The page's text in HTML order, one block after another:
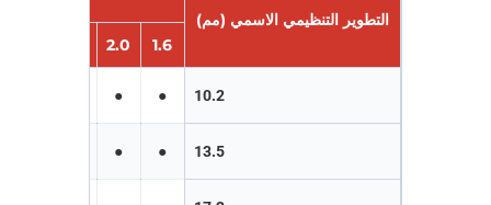
التطوير التنظيمي الاسمي (مم)
1.6
2.0
10.2
●
●
13.5
●
●